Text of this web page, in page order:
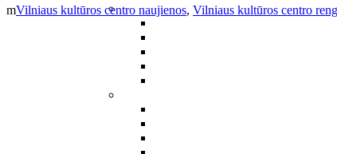
Vilniaus kultūros centro naujienos, Vilniaus kultūros centro